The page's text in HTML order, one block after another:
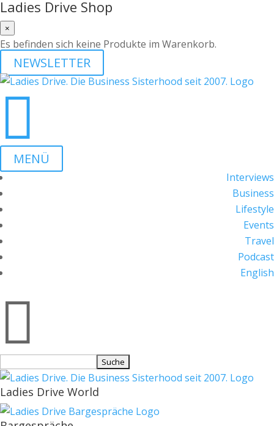
Ladies Drive Shop
×
Es befinden sich keine Produkte im Warenkorb.
NEWSLETTER

MENÜ
Interviews
Business
Lifestyle
Events
Travel
Podcast
English

nach:
Ladies Drive World